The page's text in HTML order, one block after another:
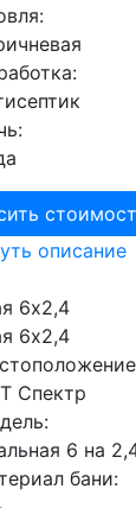
описание
6х2,4
6х2,4
Спектр
6 на
бани: